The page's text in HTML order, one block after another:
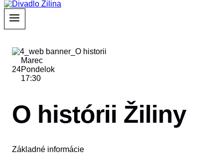
24
Marec
Pondelok
17:30
O histórii Žiliny
Základné informácie